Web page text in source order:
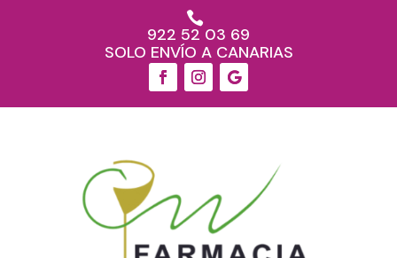

922 52 03 69
SOLO ENVÍO A CANARIAS